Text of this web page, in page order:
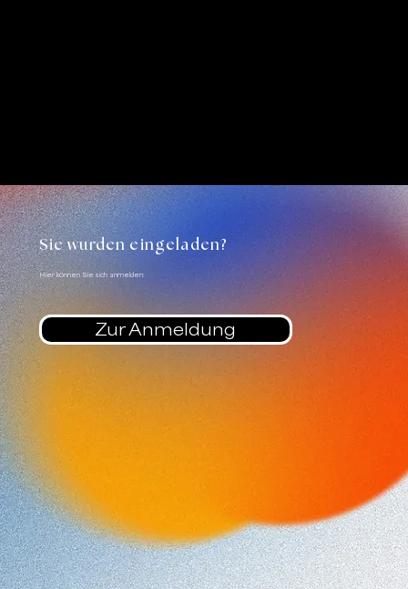
Sie wurden eingeladen?
Hier können Sie sich anmelden:
Zur Anmeldung